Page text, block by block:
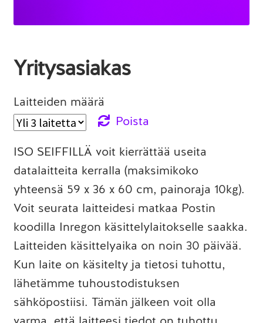
Yritysasiakas
Laitteiden määrä
Poista
ISO SEIFFILLÄ voit kierrättää useita
datalaitteita kerralla (maksimikoko
yhteensä 59 x 36 x 60 cm, painoraja 10kg).
Voit seurata laitteidesi matkaa Postin
koodilla Inregon käsittelylaitokselle saakka.
Laitteiden käsittelyaika on noin 30 päivää.
Kun laite on käsitelty ja tietosi tuhottu,
lähetämme tuhoustodistuksen
sähköpostiisi. Tämän jälkeen voit olla